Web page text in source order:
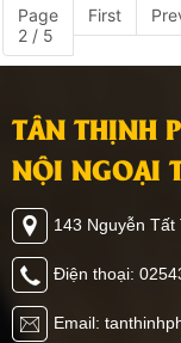
Page
2 / 5
First
TÂN THỊNH
NỘI NGOẠI
143 Nguyễn Tất
Điện thoại:
Email: